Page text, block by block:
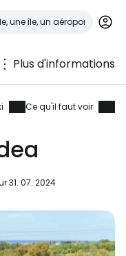
Plus d'informations
Ce qu'il faut voir
31. 07. 2024
à
des voyageurs